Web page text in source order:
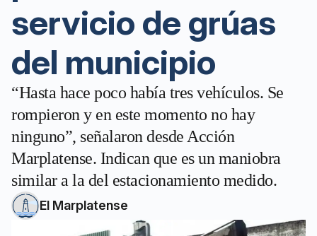
servicio de grúas
del municipio
“Hasta hace poco había tres vehículos. Se
rompieron y en este momento no hay
ninguno”, señalaron desde Acción
Marplatense. Indican que es un maniobra
similar a la del estacionamiento medido.
El Marplatense